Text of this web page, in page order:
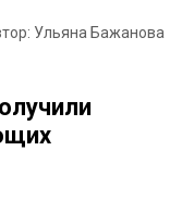
Ульяна Бажанова